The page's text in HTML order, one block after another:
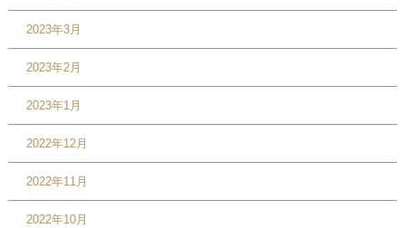
2023年3月
2023年2月
2023年1月
2022年12月
2022年11月
2022年10月